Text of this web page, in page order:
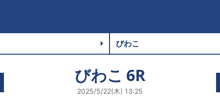
びわこ 6R
2025/5/22(木) 13:25